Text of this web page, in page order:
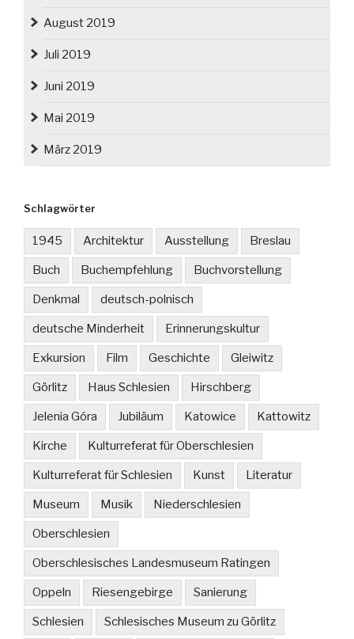
August 2019
Juli 2019
Juni 2019
Mai 2019
März 2019
Schlagwörter
1945 Architektur Ausstellung Breslau
Buch Buchempfehlung Buchvorstellung
Denkmal deutsch-polnisch
deutsche Minderheit Erinnerungskultur
Exkursion Film Geschichte Gleiwitz
Görlitz Haus Schlesien Hirschberg
Jelenia Góra Jubiläum Katowice Kattowitz
Kirche Kulturreferat für Oberschlesien
Kulturreferat für Schlesien Kunst Literatur
Museum Musik Niederschlesien
Oberschlesien
Oberschlesisches Landesmuseum Ratingen
Oppeln Riesengebirge Sanierung
Schlesien Schlesisches Museum zu Görlitz